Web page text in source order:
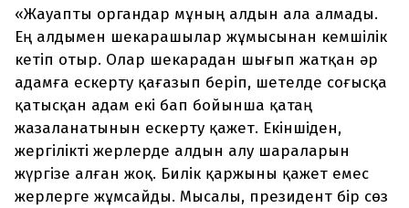
«Жауапты органдар мұның алдын ала алмады.
Ең алдымен шекарашылар жұмысынан кемшілік
кетіп отыр. Олар шекарадан шығып жатқан әр
адамға ескерту қағазып беріп, шетелде соғысқа
қатысқан адам екі бап бойынша қатаң
жазаланатынын ескерту қажет. Екіншіден,
жергілікті жерлерде алдын алу шараларын
жүргізе алған жоқ. Билік қаржыны қажет емес
жерлерге жұмсайды. Мысалы, президент бір сөз